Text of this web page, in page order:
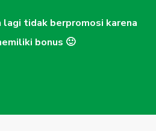
lagi tidak berpromosi karena
bonus 🙂